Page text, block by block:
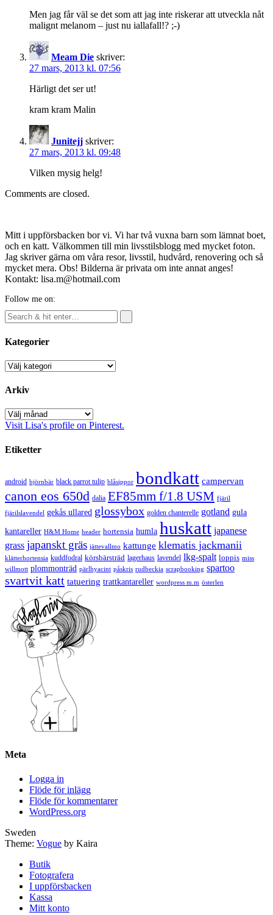
Men jag får väl se det som att jag inte riskerar att utveckla nåt
malignt melanom – just nu iallafall!? ;-)
Meam Die skriver:
27 mars, 2013 kl. 07:56
Härligt det ser ut!
kram kram Malin
Junitejj skriver:
27 mars, 2013 kl. 09:48
Vilken mysig helg!
Comments are closed.
Mitt i uppförsbacken bor vi. Vi har två vuxna barn som lämnat boet,
och en katt. Välkommen till min livsstilsblogg med mycket foton.
Jag skriver gärna om våra resor, livsstil, hudvård, renovering och så
mycket mera. Obs! Bilderna är privata om inte annat anges!
Kontakt: lisa.m@hotmail.com
Follow me on:
Kategorier
Kategorier
Arkiv
Arkiv
Visit Lisa's profile on Pinterest.
Etiketter
android björnbär black parrot tulip blåsippor bondkatt campervan
canon eos 650d dalia EF85mm f/1.8 USM fjäril
fjärilslavendel gekås ullared glossybox golden chanterelle gotland gula
kantareller H&M Home header hortensia humla huskatt japanese
grass japanskt gräs jättevallmo kattunge klematis jackmanii
klätterhortensia kuddfodral körsbärsträd lagerhaus lavendel lkg-spalt loppis miss
willmott plommonträd pärlhyacint påskris rudbeckia scrapbooking spartoo
svartvit katt tatuering trattkantareller wordpress m.m österlen
Meta
Logga in
Flöde för inlägg
Flöde för kommentarer
WordPress.org
Sweden
Theme: Vogue by Kaira
Butik
Fotografera
I uppförsbacken
Kassa
Mitt konto